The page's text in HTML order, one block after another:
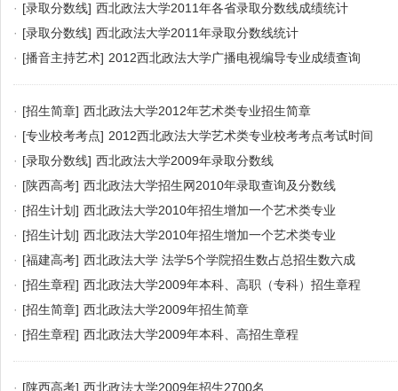
· [录取分数线] 西北政法大学2011年各省录取分数线成绩统计
· [录取分数线] 西北政法大学2011年录取分数线统计
· [播音主持艺术] 2012西北政法大学广播电视编导专业成绩查询
· [招生简章] 西北政法大学2012年艺术类专业招生简章
· [专业校考考点] 2012西北政法大学艺术类专业校考考点考试时间
· [录取分数线] 西北政法大学2009年录取分数线
· [陕西高考] 西北政法大学招生网2010年录取查询及分数线
· [招生计划] 西北政法大学2010年招生增加一个艺术类专业
· [招生计划] 西北政法大学2010年招生增加一个艺术类专业
· [福建高考] 西北政法大学 法学5个学院招生数占总招生数六成
· [招生章程] 西北政法大学2009年本科、高职（专科）招生章程
· [招生简章] 西北政法大学2009年招生简章
· [招生章程] 西北政法大学2009年本科、高招生章程
· [陕西高考] 西北政法大学2009年招生2700名